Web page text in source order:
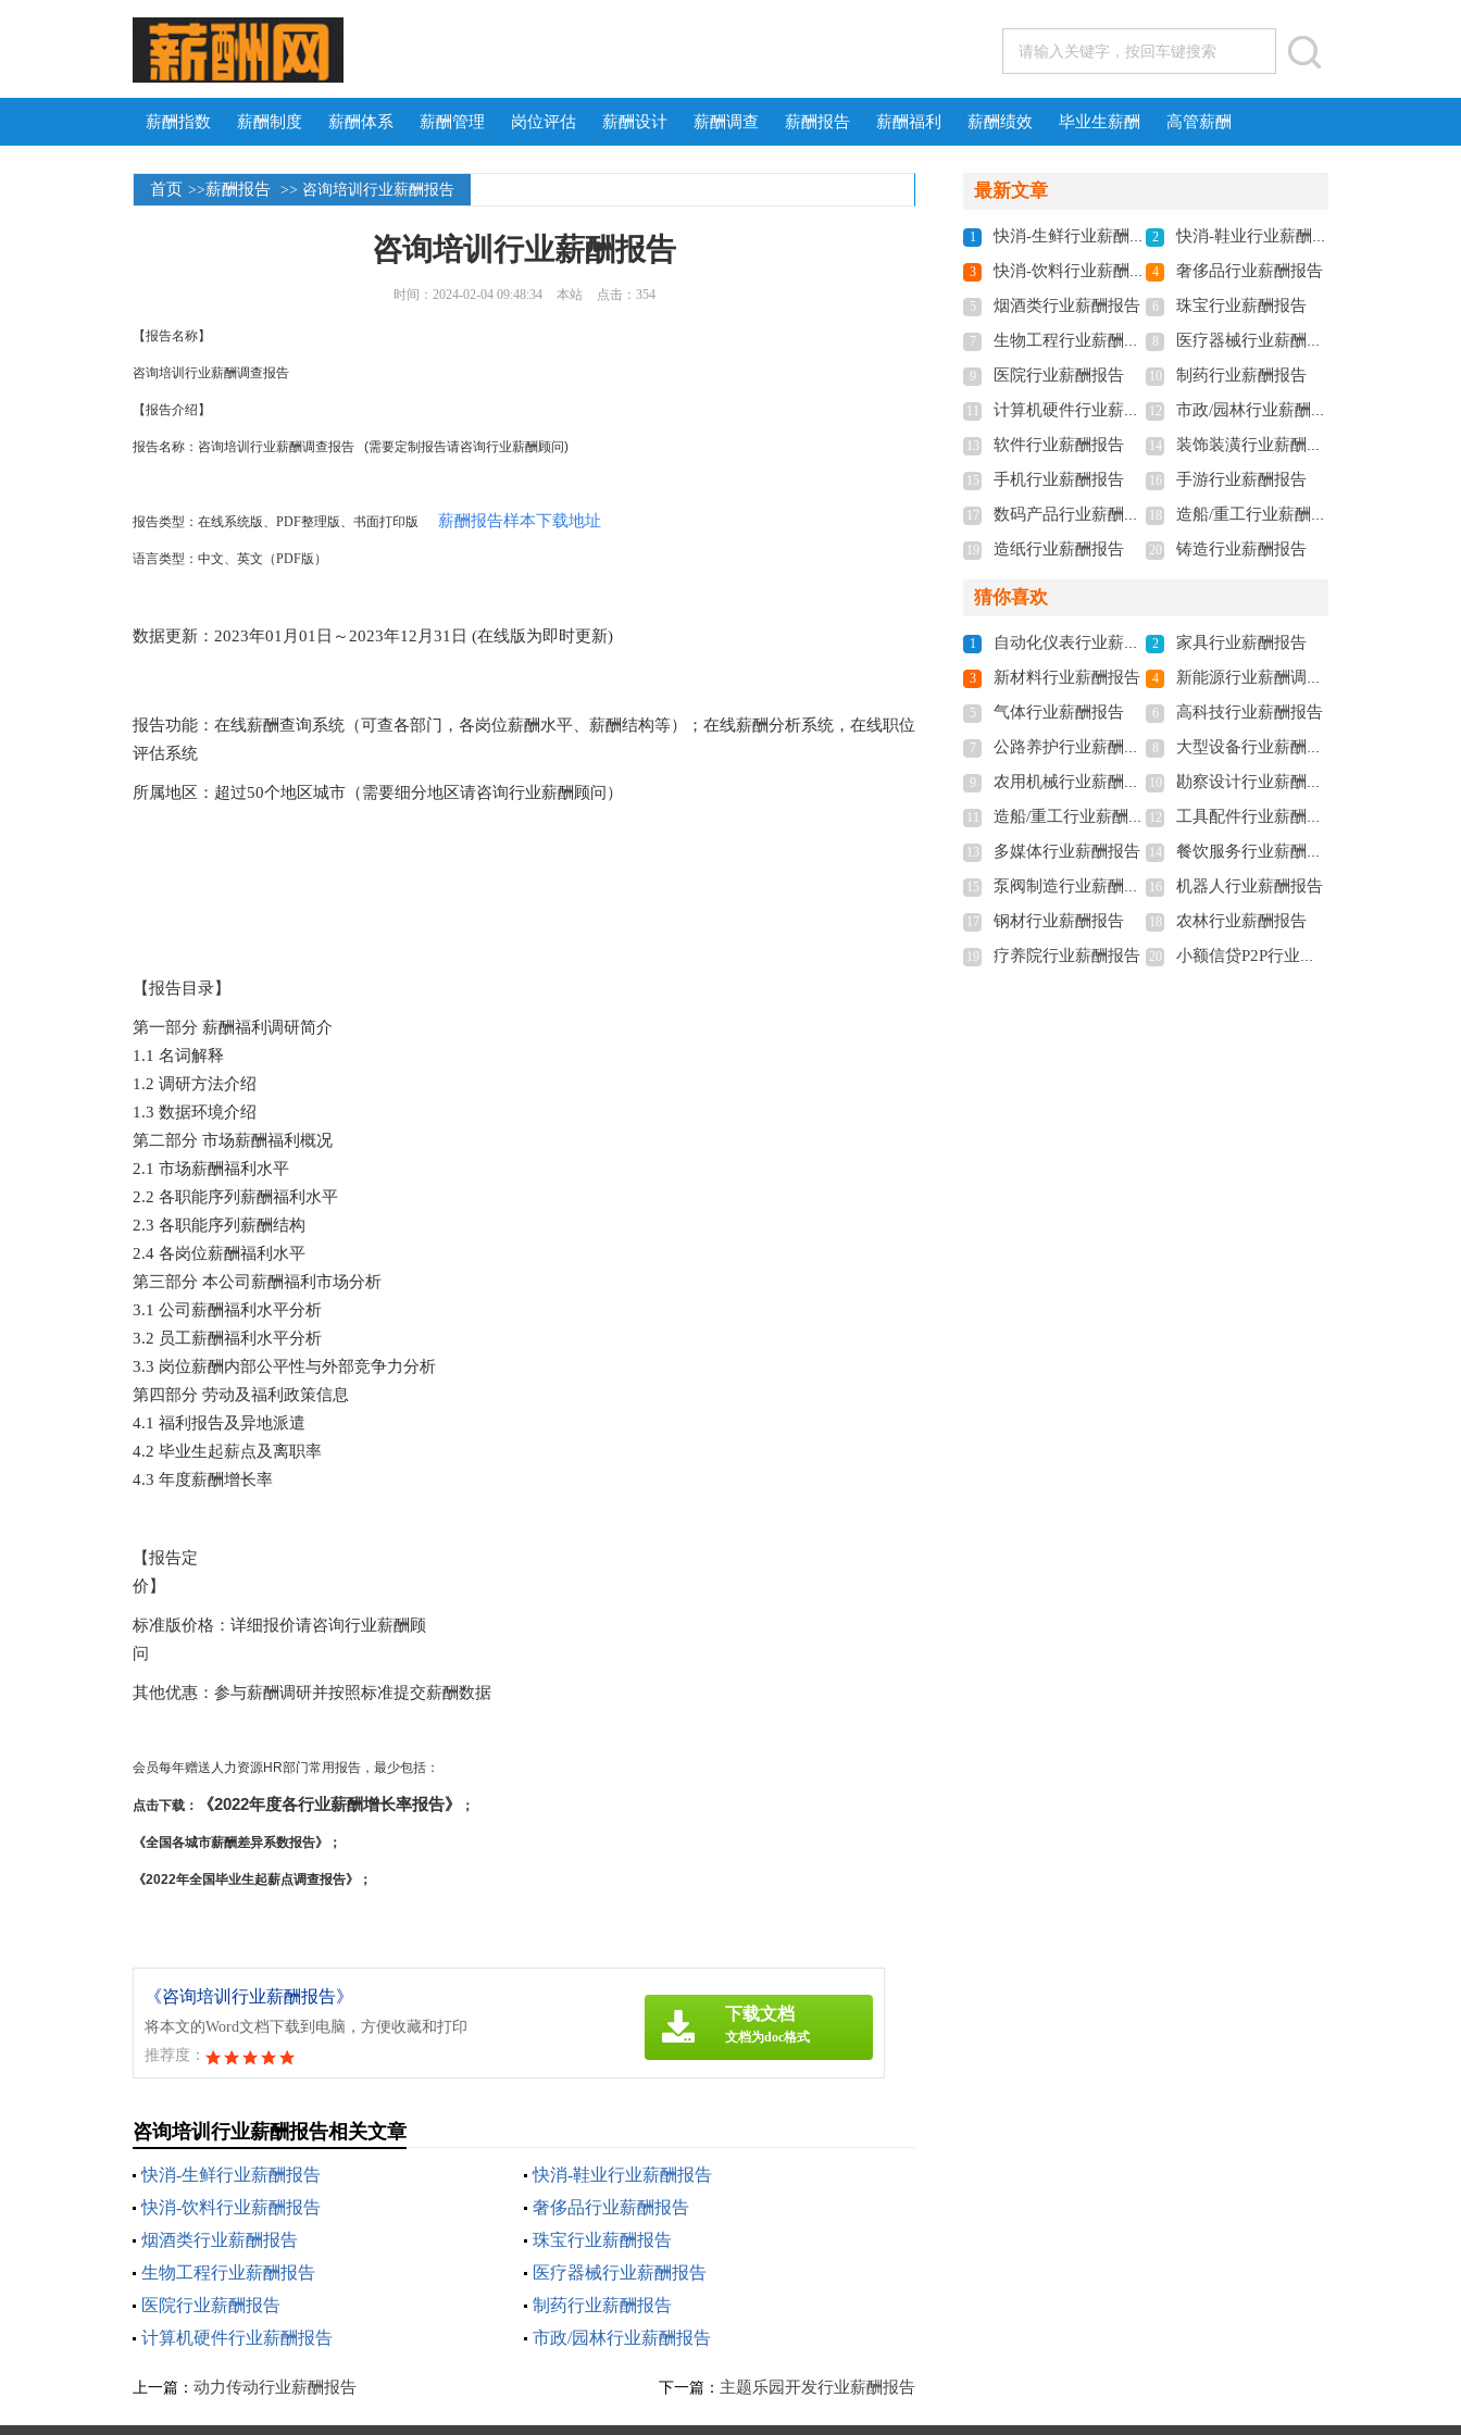
薪酬指数 薪酬制度 薪酬体系 薪酬管理 岗位评估 薪酬设计 薪酬调查 薪酬报告 薪酬福利 薪酬绩效 毕业生薪酬 高管薪酬
首页 >>薪酬报告 >> 咨询培训行业薪酬报告
咨询培训行业薪酬报告
时间：2024-02-04 09:48:34 本站 点击：354
【报告名称】
咨询培训行业薪酬调查报告
【报告介绍】
报告名称：咨询培训行业薪酬调查报告 (需要定制报告请咨询行业薪酬顾问)
报告类型：在线系统版、PDF整理版、书面打印版 薪酬报告样本下载地址
语言类型：中文、英文（PDF版）
数据更新：2023年01月01日～2023年12月31日 (在线版为即时更新)
报告功能：在线薪酬查询系统（可查各部门，各岗位薪酬水平、薪酬结构等）；在线薪酬分析系统，在线职位
评估系统
所属地区：超过50个地区城市（需要细分地区请咨询行业薪酬顾问）
【报告目录】
第一部分 薪酬福利调研简介
1.1 名词解释
1.2 调研方法介绍
1.3 数据环境介绍
第二部分 市场薪酬福利概况
2.1 市场薪酬福利水平
2.2 各职能序列薪酬福利水平
2.3 各职能序列薪酬结构
2.4 各岗位薪酬福利水平
第三部分 本公司薪酬福利市场分析
3.1 公司薪酬福利水平分析
3.2 员工薪酬福利水平分析
3.3 岗位薪酬内部公平性与外部竞争力分析
第四部分 劳动及福利政策信息
4.1 福利报告及异地派遣
4.2 毕业生起薪点及离职率
4.3 年度薪酬增长率
【报告定
价】
标准版价格：详细报价请咨询行业薪酬顾
问
其他优惠：参与薪酬调研并按照标准提交薪酬数据
会员每年赠送人力资源HR部门常用报告，最少包括：
点击下载： 《2022年度各行业薪酬增长率报告》 ；
《全国各城市薪酬差异系数报告》；
《2022年全国毕业生起薪点调查报告》；
《咨询培训行业薪酬报告》
将本文的Word文档下载到电脑，方便收藏和打印
推荐度：
下载文档
文档为doc格式
咨询培训行业薪酬报告相关文章
快消-生鲜行业薪酬报告
快消-鞋业行业薪酬报告
快消-饮料行业薪酬报告
奢侈品行业薪酬报告
烟酒类行业薪酬报告
珠宝行业薪酬报告
生物工程行业薪酬报告
医疗器械行业薪酬报告
医院行业薪酬报告
制药行业薪酬报告
计算机硬件行业薪酬报告
市政/园林行业薪酬报告
上一篇： 动力传动行业薪酬报告 下一篇： 主题乐园开发行业薪酬报告
最新文章
1 快消-生鲜行业薪酬报告 2 快消-鞋业行业薪酬报告
3 快消-饮料行业薪酬报告 4 奢侈品行业薪酬报告
5 烟酒类行业薪酬报告 6 珠宝行业薪酬报告
7 生物工程行业薪酬报告 8 医疗器械行业薪酬报告
9 医院行业薪酬报告 10 制药行业薪酬报告
计算机硬件行业薪酬报告 12 市政/园林行业薪酬报告
13 软件行业薪酬报告 14 装饰装潢行业薪酬报告
15 手机行业薪酬报告 16 手游行业薪酬报告
17 数码产品行业薪酬报告 18 造船/重工行业薪酬报告
19 造纸行业薪酬报告 20 铸造行业薪酬报告
猜你喜欢
1 自动化仪表行业薪酬调查报告 2 家具行业薪酬报告
3 新材料行业薪酬报告 4 新能源行业薪酬调查报告
5 气体行业薪酬报告 6 高科技行业薪酬报告
7 公路养护行业薪酬报告 8 大型设备行业薪酬报告
9 农用机械行业薪酬报告 10 勘察设计行业薪酬报告
造船/重工行业薪酬报告 12 工具配件行业薪酬报告
13 多媒体行业薪酬报告 14 餐饮服务行业薪酬报告
15 泵阀制造行业薪酬调查报告 16 机器人行业薪酬报告
17 钢材行业薪酬报告 18 农林行业薪酬报告
19 疗养院行业薪酬报告 20 小额信贷P2P行业薪酬报告